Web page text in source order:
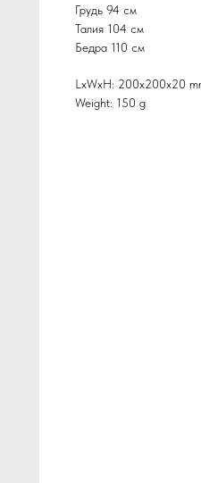
Грудь 94 см
Талия 104 см
Бедра 110 см
LxWxH: 200x200x20
Weight: 150 g